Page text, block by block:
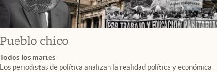
Pueblo chico
Todos los martes
Los periodistas de política analizan la realidad política y económica